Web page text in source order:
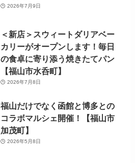
2026年7月9日
＜新店＞スウィートダリアベー
カリーがオープンします！毎日
の食卓に寄り添う焼きたてパン
【福山市水呑町】
2026年7月8日
福山だけでなく函館と博多との
コラボマルシェ開催！【福山市
加茂町】
2026年5月8日